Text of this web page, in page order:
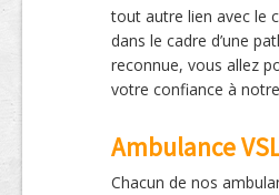
tout autre lien avec le
dans le cadre d’une
reconnue, vous allez
votre confiance à
Ambulance
Chacun de nos